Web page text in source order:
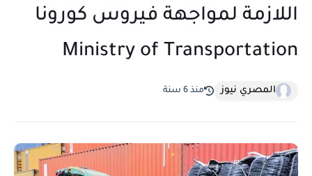
اللازمة لمواجهة فيروس كورونا
Ministry of Transportation
المصري نيوز منذ 6 سنة